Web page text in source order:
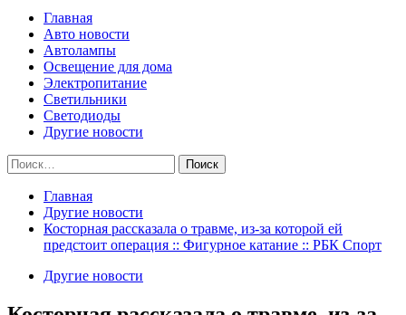
Главная
Авто новости
Автолампы
Освещение для дома
Электропитание
Светильники
Светодиоды
Другие новости
Найти:
Главная
Другие новости
Косторная рассказала о травме, из-за которой ей
предстоит операция :: Фигурное катание :: РБК Спорт
Другие новости